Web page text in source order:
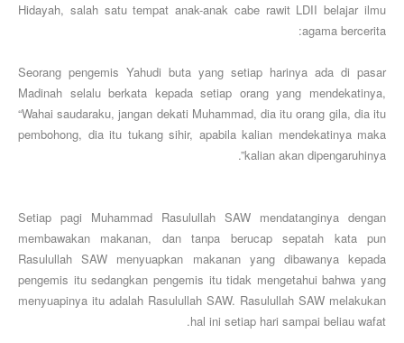
Hidayah, salah satu tempat anak-anak cabe rawit LDII belajar ilmu
agama bercerita:
Seorang pengemis Yahudi buta yang setiap harinya ada di pasar
Madinah selalu berkata kepada setiap orang yang mendekatinya,
“Wahai saudaraku, jangan dekati Muhammad, dia itu orang gila, dia itu
pembohong, dia itu tukang sihir, apabila kalian mendekatinya maka
kalian akan dipengaruhinya”.
Setiap pagi Muhammad Rasulullah SAW mendatanginya dengan
membawakan makanan, dan tanpa berucap sepatah kata pun
Rasulullah SAW menyuapkan makanan yang dibawanya kepada
pengemis itu sedangkan pengemis itu tidak mengetahui bahwa yang
menyuapinya itu adalah Rasulullah SAW. Rasulullah SAW melakukan
hal ini setiap hari sampai beliau wafat.